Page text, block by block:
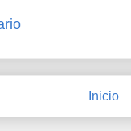
Inicio